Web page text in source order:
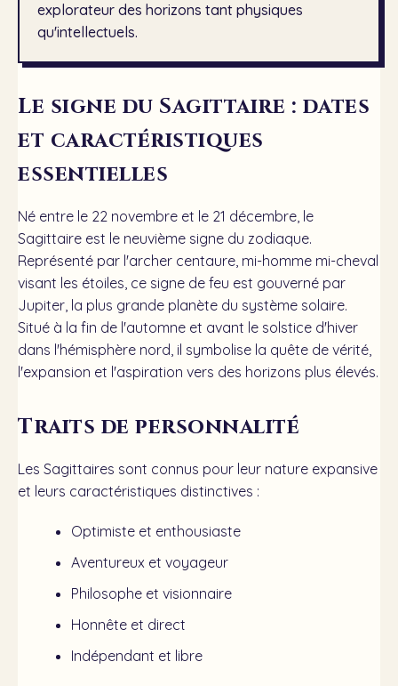
explorateur des horizons tant physiques
qu'intellectuels.
Le signe du Sagittaire : dates
et caractéristiques
essentielles
Né entre le 22 novembre et le 21 décembre, le
Sagittaire est le neuvième signe du zodiaque.
Représenté par l'archer centaure, mi-homme mi-cheval
visant les étoiles, ce signe de feu est gouverné par
Jupiter, la plus grande planète du système solaire.
Situé à la fin de l'automne et avant le solstice d'hiver
dans l'hémisphère nord, il symbolise la quête de vérité,
l'expansion et l'aspiration vers des horizons plus élevés.
Traits de personnalité
Les Sagittaires sont connus pour leur nature expansive
et leurs caractéristiques distinctives :
Optimiste et enthousiaste
Aventureux et voyageur
Philosophe et visionnaire
Honnête et direct
Indépendant et libre